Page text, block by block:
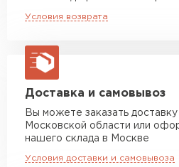
макс. длина груза 13,5 м
Манипулятор до 5 тн
макс. длина груза 6 м
Манипулятор до 10 тн
макс. длина груза 8 м
Манипулятор до 20 тн
Условия возврата
Доставка и самовывоз
Вы можете заказать
Московской области или
нашего склада в Москве
Условия доставки и самовывоза